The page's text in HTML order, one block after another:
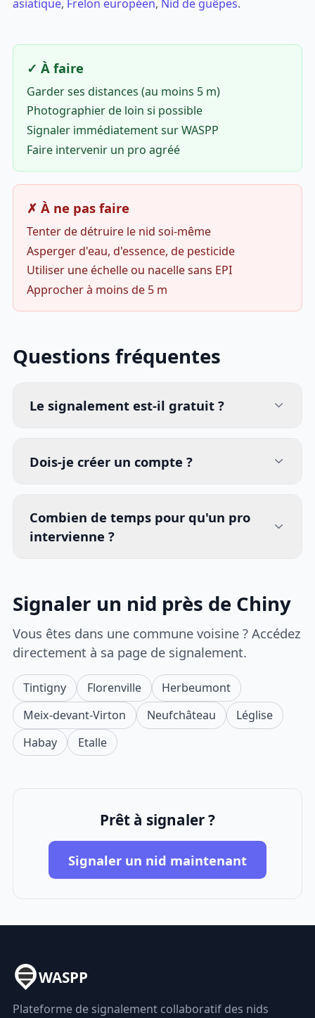
asiatique, Frelon européen, Nid de guêpes.
✓ À faire
Garder ses distances (au moins 5 m)
Photographier de loin si possible
Signaler immédiatement sur WASPP
Faire intervenir un pro agréé
✗ À ne pas faire
Tenter de détruire le nid soi-même
Asperger d'eau, d'essence, de pesticide
Utiliser une échelle ou nacelle sans EPI
Approcher à moins de 5 m
Questions fréquentes
Le signalement est-il gratuit ?
Dois-je créer un compte ?
Combien de temps pour qu'un pro
intervienne ?
Signaler un nid près de Chiny
Vous êtes dans une commune voisine ? Accédez
directement à sa page de signalement.
Tintigny Florenville
Herbeumont
Meix-devant-Virton
Neufchâteau
Léglise
Habay
Etalle
Prêt à signaler ?
Signaler un nid maintenant
WASPP
Plateforme de signalement collaboratif des nids